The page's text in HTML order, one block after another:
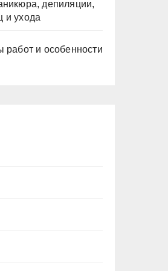
депиляции,
и ухода
и особенности